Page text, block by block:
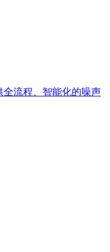
流程、智能化的噪声